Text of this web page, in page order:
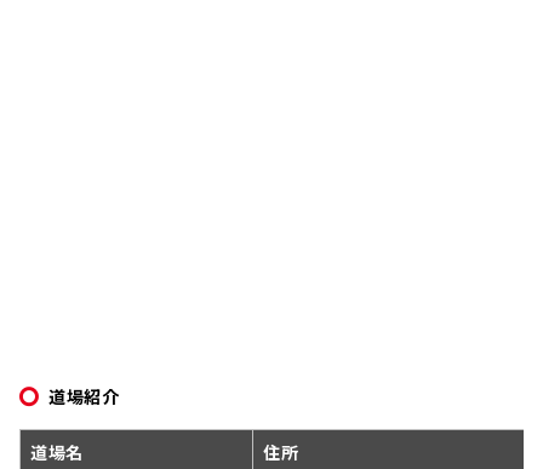
道場紹介
道場名 住所